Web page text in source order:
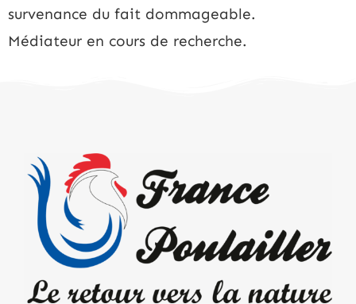
survenance du fait dommageable.
Médiateur en cours de recherche.